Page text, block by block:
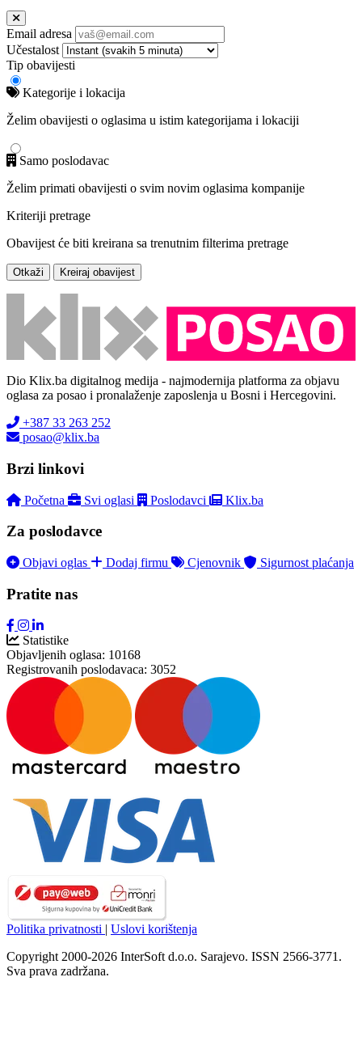
Email adresa
Učestalost
Tip obavijesti
Kategorije i lokacija
Želim obavijesti o oglasima u istim kategorijama i lokaciji
Samo poslodavac
Želim primati obavijesti o svim novim oglasima kompanije
Kriteriji pretrage
Obavijest će biti kreirana sa trenutnim filterima pretrage
Otkaži Kreiraj obavijest
Dio Klix.ba digitalnog medija - najmodernija platforma za objavu
oglasa za posao i pronalaženje zaposlenja u Bosni i Hercegovini.
+387 33 263 252
posao@klix.ba
Brzi linkovi
Početna Svi oglasi Poslodavci Klix.ba
Za poslodavce
Objavi oglas Dodaj firmu Cjenovnik Sigurnost plaćanja
Pratite nas
Statistike
Objavljenih oglasa: 10168
Registrovanih poslodavaca: 3052
Politika privatnosti | Uslovi korištenja
Copyright 2000-2026 InterSoft d.o.o. Sarajevo. ISSN 2566-3771.
Sva prava zadržana.